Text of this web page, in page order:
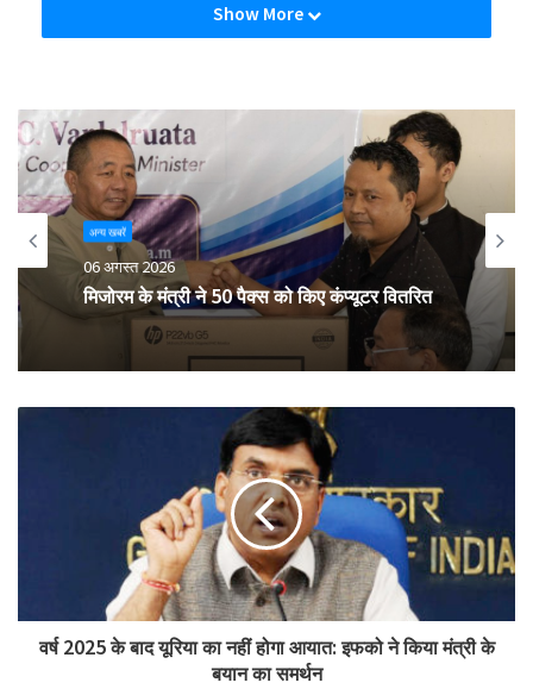
Show More
अन्य खबरें
06 अगस्त 2026
मिजोरम के मंत्री ने 50 पैक्स को किए कंप्यूटर वितरित
वर्ष 2025 के बाद यूरिया का नहीं होगा आयात: इफको ने किया मंत्री के
बयान का समर्थन